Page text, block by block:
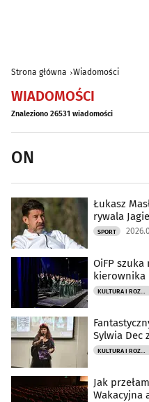
Strona główna Wiadomości
WIADOMOŚCI
Znaleziono 26531 wiadomości
ON
Łukasz
rywala
SPORT
OiFP
kierownika
KULTURA I ROZRYWKA
Sylwia Dec
KULTURA I ROZRYWKA
Jak
Wakacyjna